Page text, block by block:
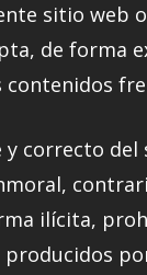
sitio
de forma
y correcto
ilícita,